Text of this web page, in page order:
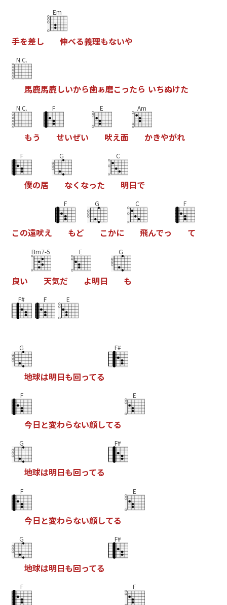
手を差し
Em
伸べる義理もないや
N.C.
馬鹿馬鹿しいから歯ぁ磨こったら いちぬけた
N.C.
もう
F
せいぜい
E
吠え面
Am
かきやがれ
F
僕の居
G
なく なった
C
明日で
この遠吠え
F
もど
G
こかに
C
飛んでっ
F
て
良い
Bm7-5
天気だ
E
よ明日
G
も
F# F E
G
地球は明日も回ってる
F#
F
今日 と変わらない顔してる
E
G
地球は明日も回ってる
F#
F
今日 と変わらない顔してる
E
G
地球は明日も回ってる
F#
F E